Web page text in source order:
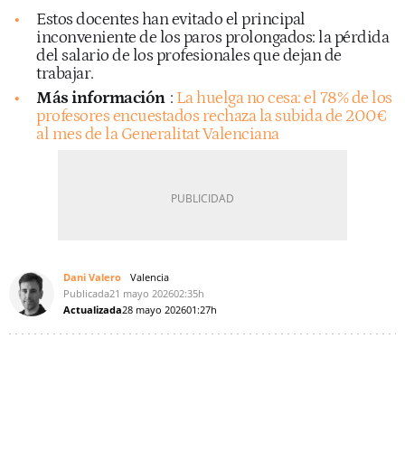
Estos docentes han evitado el principal
inconveniente de los paros prolongados: la pérdida
del salario de los profesionales que dejan de
trabajar.
Más información : La huelga no cesa: el 78% de los
profesores encuestados rechaza la subida de 200€
al mes de la Generalitat Valenciana
Dani Valero
Valencia
Publicada21 mayo 202602:35h
Actualizada28 mayo 202601:27h